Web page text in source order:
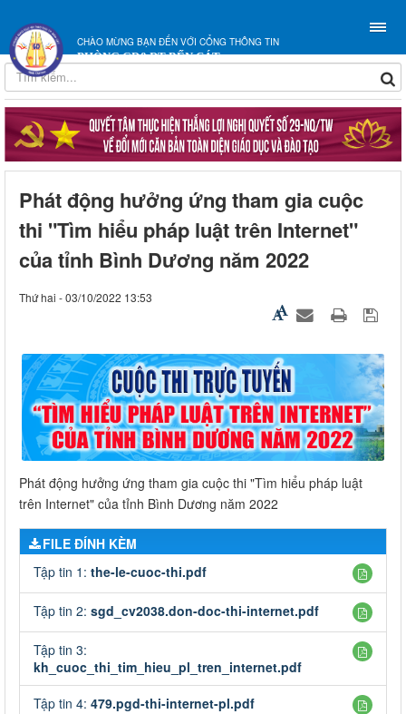
CHÀO MỪNG BẠN ĐẾN VỚI CỔNG THÔNG TIN
PHÒNG GD&ĐT BẾN CÁT
Phát động hưởng ứng tham gia cuộc
thi "Tìm hiểu pháp luật trên Internet"
của tỉnh Bình Dương năm 2022
Thứ hai - 03/10/2022 13:53
Phát động hưởng ứng tham gia cuộc thi "Tìm hiểu pháp luật
trên Internet" của tỉnh Bình Dương năm 2022
FILE ĐÍNH KÈM
Tập tin 1: the-le-cuoc-thi.pdf
Tập tin 2: sgd_cv2038.don-doc-thi-internet.pdf
Tập tin 3:
kh_cuoc_thi_tim_hieu_pl_tren_internet.pdf
Tập tin 4: 479.pgd-thi-internet-pl.pdf